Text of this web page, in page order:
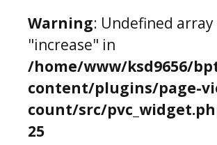
Warning: Undefined array
"increase" in
/home/www/ksd9656/
content/plugins/page-
count/src/
25